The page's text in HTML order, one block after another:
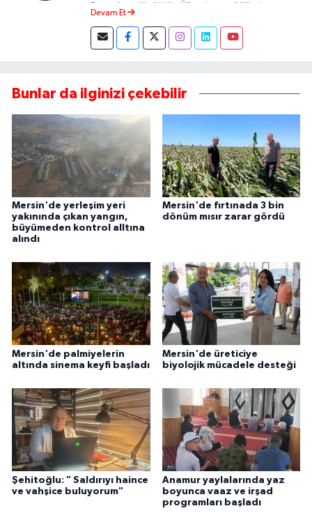
Demokrat Kimliği ile Ülkesine ve Milletine
almıştır.
Devam Et
Bunlar da ilginizi çekebilir
Mersin'de yerleşim yeri
yakınında çıkan yangın,
büyümeden kontrol alltına
alındı
Mersin'de fırtınada 3 bin
dönüm mısır zarar gördü
Mersin'de palmiyelerin
altında sinema keyfi başladı
Mersin'de üreticiye
biyolojik mücadele desteği
Şehitoğlu: " Saldırıyı haince
ve vahşice buluyorum"
Anamur yaylalarında yaz
boyunca vaaz ve irşad
programları başladı